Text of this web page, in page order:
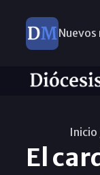
Inicio
El